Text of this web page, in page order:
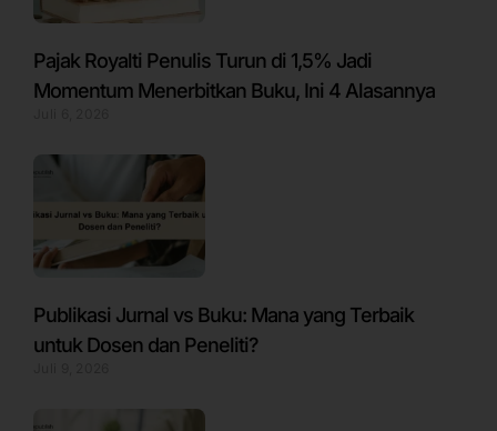
Pajak Royalti Penulis Turun di 1,5% Jadi
Momentum Menerbitkan Buku, Ini 4 Alasannya
Publikasi Jurnal vs Buku: Mana yang Terbaik
untuk Dosen dan Peneliti?